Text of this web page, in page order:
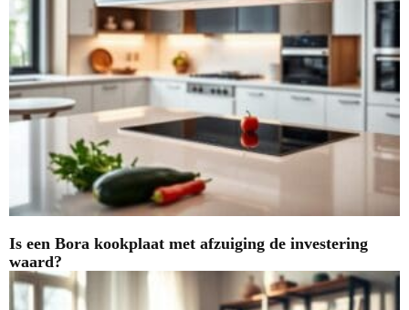
Is een Bora kookplaat met afzuiging de investering
waard?